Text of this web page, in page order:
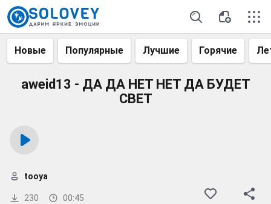
Новые Популярные Лучшие Горячие
aweid13 - ДА ДА НЕТ НЕТ ДА БУДЕТ
СВЕТ
230 00:45
tooya